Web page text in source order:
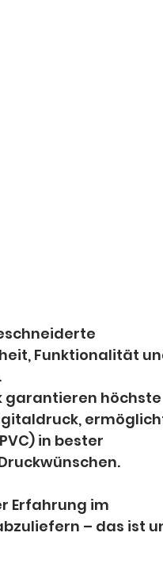
Funktionalität
garantieren höchste
in bester
Erfahrung im
– das ist